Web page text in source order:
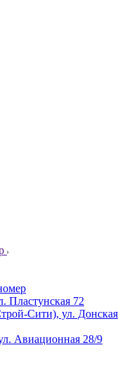
Пластунская 72
Сити), ул. Донская
Авиационная 28/9